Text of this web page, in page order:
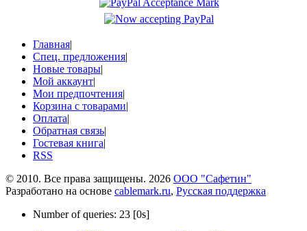
Главная|
Спец. предложения|
Новые товары|
Мой аккаунт|
Мои предпочтения|
Корзина с товарами|
Оплата|
Обратная связь|
Гостевая книга|
RSS
© 2010. Все права защищены. 2026 ООО "Сафетин"
Разработано на основе cablemark.ru, Русская поддержка
Number of queries: 23 [0s]